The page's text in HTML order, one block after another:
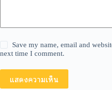
Save my name, email and
next time I comment.
แสดงความเห็น